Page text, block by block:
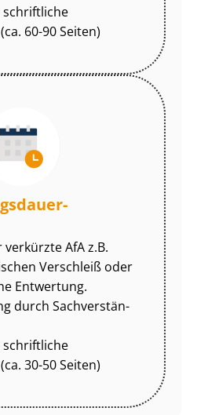
60-90 Seiten)
AfA z.B.
Verschleiß oder
Entwertung.
durch Sach­ver­stän­
30-50 Seiten)